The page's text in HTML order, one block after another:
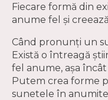
Fiecare formă din
anume fel și
Când pronunți un
Există o întreagă
fel anume, așa
Putem crea forme
sunetele în